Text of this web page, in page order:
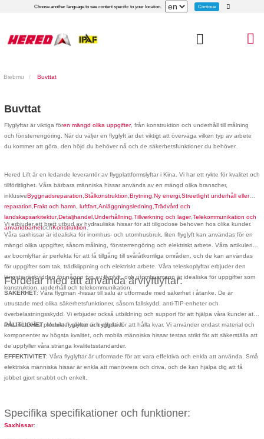
Choose another language to see content specific to your location. Continue
Biebmu Buvttat
Buvttat
Flyglyftar är viktiga fören mängd olika uppgifter, från konstruktion och underhåll till målning
och fönsterrengöring. När du väljer en flyglyft är det viktigt att överväga vilken typ av arbete
du kommer att göra, den höjd du behöver nå och de säkerhetsfunktioner du behöver.
Hered Lift är en ledande leverantör av flygplattformslyftar i Kina. Vi har ett rykte för kvalitet och
tillförlitlighet. Våra bärbara människa hissar används av en mängd olika branscher,
inklusiveByggnadsreparation Stålkonstruktion Brytning Ny energi Streetlight underhåll eller
reparation Frakt och hamn, luftfart Anläggningsledning Trädvård och
landskapsarkitektur,Detaljhandel Underhållning Tillverkning och lager,Telekommunikation och
användbarhetochKonstruktion.
Vi erbjuder ett brett utbud av hydrauliska hissar för att tillgodose behoven hos olika kunder.
Våra saxhissar är idealiska för inomhus- och utomhusbruk, liten flyglyft kan användas för en
mängd olika uppgifter, såsom målning, fönsterrengöring och elektriskt arbete. Våra artikulering
av boomlyftar är perfekta för att få tillgång till svåråtkomliga områden, och de kan användas
för uppgifter som tak, trädklippning och elektriskt arbete. Våra teleskoplyftar erbjuder den
längsta räckvidden för någon typ av flyglyft, och utomhusmann är idealiska för uppgifter som
konstruktion, underhåll och telekommunikation.
Fördelar med att använda ärvlyftlyftar:
SÄKERHET: Våra flygman -hissar till salu är utformade med säkerhet i åtanke. De är
utrustade med olika säkerhetsfunktioner, såsom fallskydd, anti-TIP-enheter och
överbelastningsskydd. Vi erbjuder också utbildning och support för att hjälpa våra kunder att
använda våra produkter säkert och effektivt.
PÅLITLIGHET: Mobila flyglyftar är byggda för att hålla kvar. Vi använder endast material och
komponenter av högsta kvalitet, och mobila människa hissar testas strikt för att säkerställa att
de uppfyller våra stränga kvalitetsstandarder.
EFFEKTIVITET: Våra flyglyftar är utformade för att vara effektiva och enkla att använda. Små
elektriska människa hissar är enkla att manövrera och driva, och de kan hjälpa dig att få
jobbet gjort snabbt och enkelt.
Specifika specifikationer och funktioner:
Saxhissar: